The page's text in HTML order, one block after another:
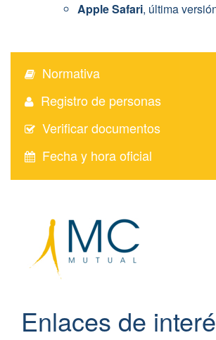
Apple Safari, última
Normativa
Registro de personas
Verificar documentos
Fecha y hora oficial
Enlaces de